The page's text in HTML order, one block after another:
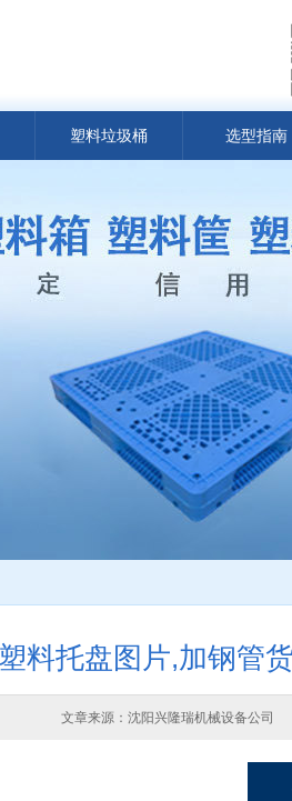
塑料垃圾桶 选型指南
料托盘图片,加钢管
文章来源：沈阳兴隆瑞机械设备公司